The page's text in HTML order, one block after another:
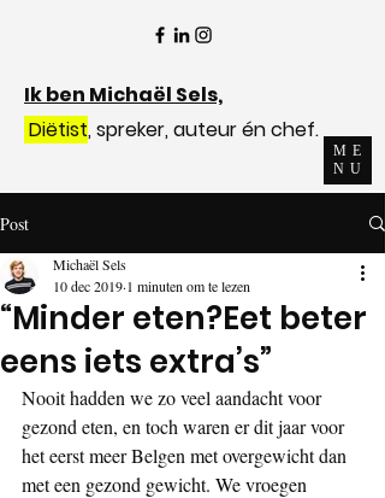
Ik ben Michaël Sels,
Diëtist, spreker, auteur én chef.
ME
NU
Post
“Minder eten?Eet beter
eens iets extra’s”
Michaël Sels
10 dec 2019 1 minuten om te lezen
Nooit hadden we zo veel aandacht voor
gezond eten, en toch waren er dit jaar voor
het eerst meer Belgen met overgewicht dan
met een gezond gewicht. We vroegen